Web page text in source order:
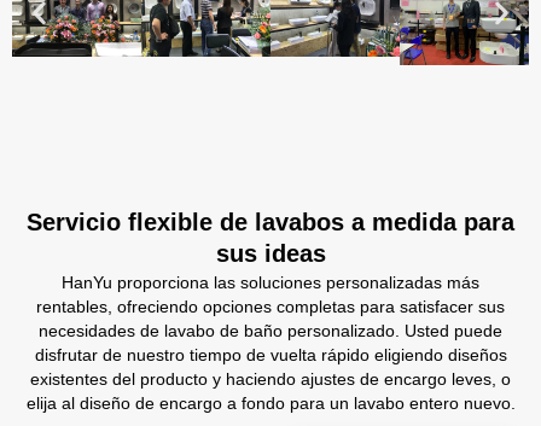
Servicio flexible de lavabos a medida para
sus ideas
HanYu proporciona las soluciones personalizadas más
rentables, ofreciendo opciones completas para satisfacer sus
necesidades de lavabo de baño personalizado. Usted puede
disfrutar de nuestro tiempo de vuelta rápido eligiendo diseños
existentes del producto y haciendo ajustes de encargo leves, o
elija al diseño de encargo a fondo para un lavabo entero nuevo.